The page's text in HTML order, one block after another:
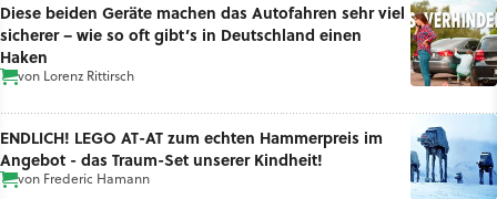
Diese beiden Geräte machen das Autofahren sehr viel
sicherer – wie so oft gibt’s in Deutschland einen
Haken
von Lorenz Rittirsch
ENDLICH! LEGO AT-AT zum echten Hammerpreis im
Angebot - das Traum-Set unserer Kindheit!
von Frederic Hamann